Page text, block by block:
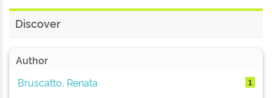
Discover
Author
Bruscatto, Renata
1